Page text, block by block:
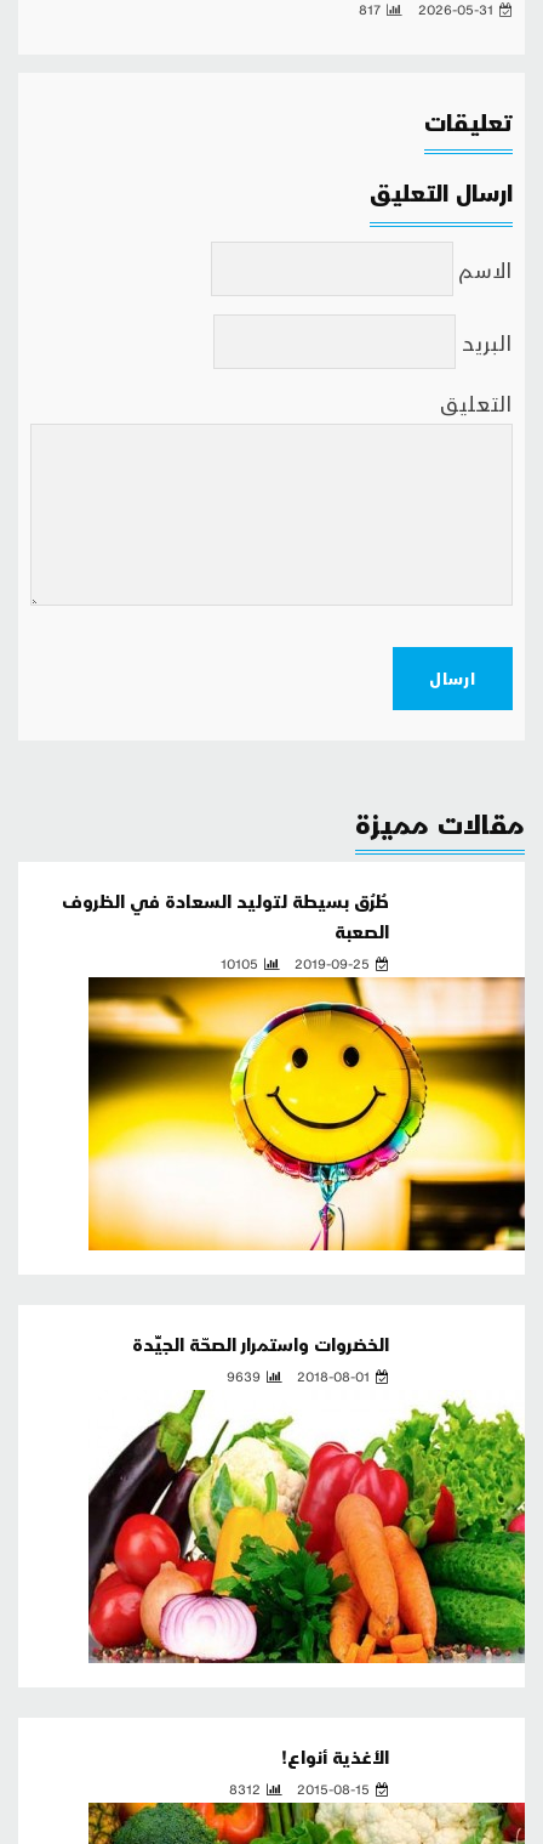
2026-05-31
817
تعليقات
ارسال التعليق
الاسم
البريد
التعليق
ارسال
مقالات مميزة
طُرُق بسيطة لتوليد السعادة في الظروف
الصعبة
2019-09-25
10105
الخضروات واستمرار الصحّة الجيِّدة
2018-08-01
9639
الأغذية أنواع!
2015-08-15
8312